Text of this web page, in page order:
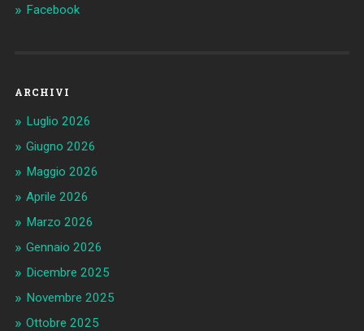
Facebook
ARCHIVI
Luglio 2026
Giugno 2026
Maggio 2026
Aprile 2026
Marzo 2026
Gennaio 2026
Dicembre 2025
Novembre 2025
Ottobre 2025